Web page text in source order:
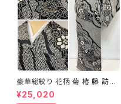
豪華総絞り 花柄 菊 椿 藤 訪問
着 鹿の子絞り ラメ 正絹 黒 白
グレー 1435
¥25,020